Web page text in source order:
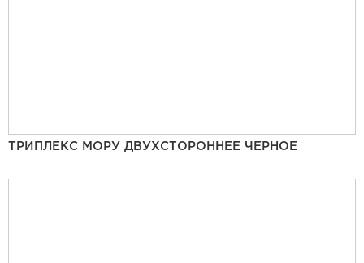
ТРИПЛЕКС МОРУ ДВУХСТОРОННЕЕ ЧЕРНОЕ